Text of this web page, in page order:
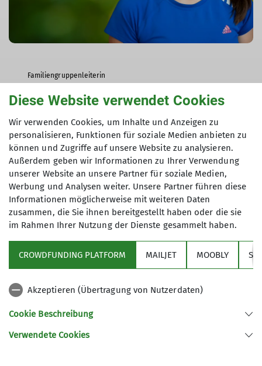
Familiengruppenleiterin
Katarina Schrade
+49 177 8216848
Anfrage senden
Sektion
Diese Website verwendet Cookies
Wir verwenden Cookies, um Inhalte und Anzeigen zu
personalisieren, Funktionen für soziale Medien anbieten zu
können und Zugriffe auf unsere Website zu analysieren.
Außerdem geben wir Informationen zu Ihrer Verwendung
unserer Website an unsere Partner für soziale Medien,
Werbung und Analysen weiter. Unsere Partner führen diese
Informationen möglicherweise mit weiteren Daten
zusammen, die Sie ihnen bereitgestellt haben oder die sie
im Rahmen Ihrer Nutzung der Dienste gesammelt haben.
CROWDFUNDING PLATFORM MAILJET MOOBLY
Akzeptieren (Übertragung von Nutzerdaten)
Cookie Beschreibung
Verwendete Cookies